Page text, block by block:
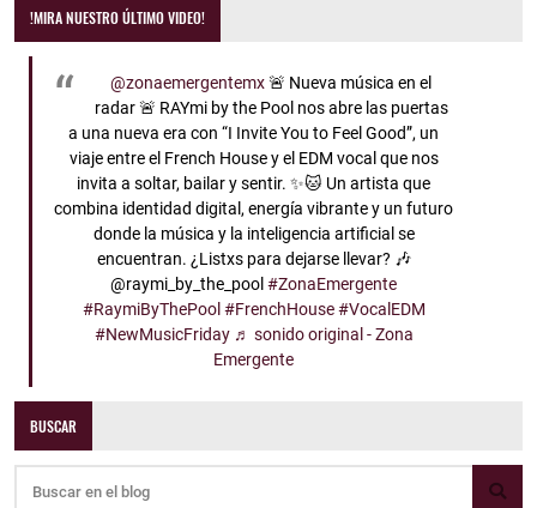
!MIRA NUESTRO ÚLTIMO VIDEO!
@zonaemergentemx🚨 Nueva música en el
radar 🚨 RAYmi by the Pool nos abre las puertas
a una nueva era con “I Invite You to Feel Good”, un
viaje entre el French House y el EDM vocal que nos
invita a soltar, bailar y sentir. ✨🐱 Un artista que
combina identidad digital, energía vibrante y un futuro
donde la música y la inteligencia artificial se
encuentran. ¿Listxs para dejarse llevar? 🎶
@raymi_by_the_pool#ZonaEmergente
#RaymiByThePool #FrenchHouse #VocalEDM
#NewMusicFriday ♬ sonido original - Zona
Emergente
BUSCAR